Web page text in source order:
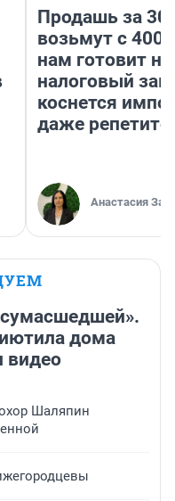
Продашь за
возьмут с
нам готовит
налоговый
коснется
даже
Анастасия
дома
видео
Шаляпин